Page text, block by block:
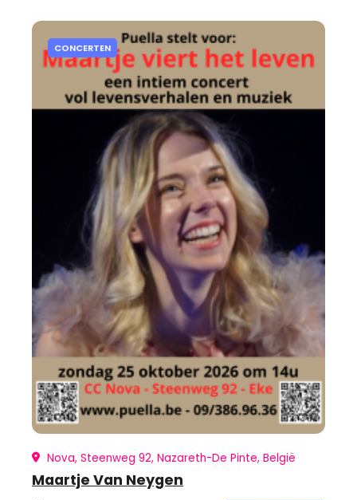
CONCERTEN
Nova, Steenweg 92, Nazareth-De Pinte, België
Maartje Van Neygen